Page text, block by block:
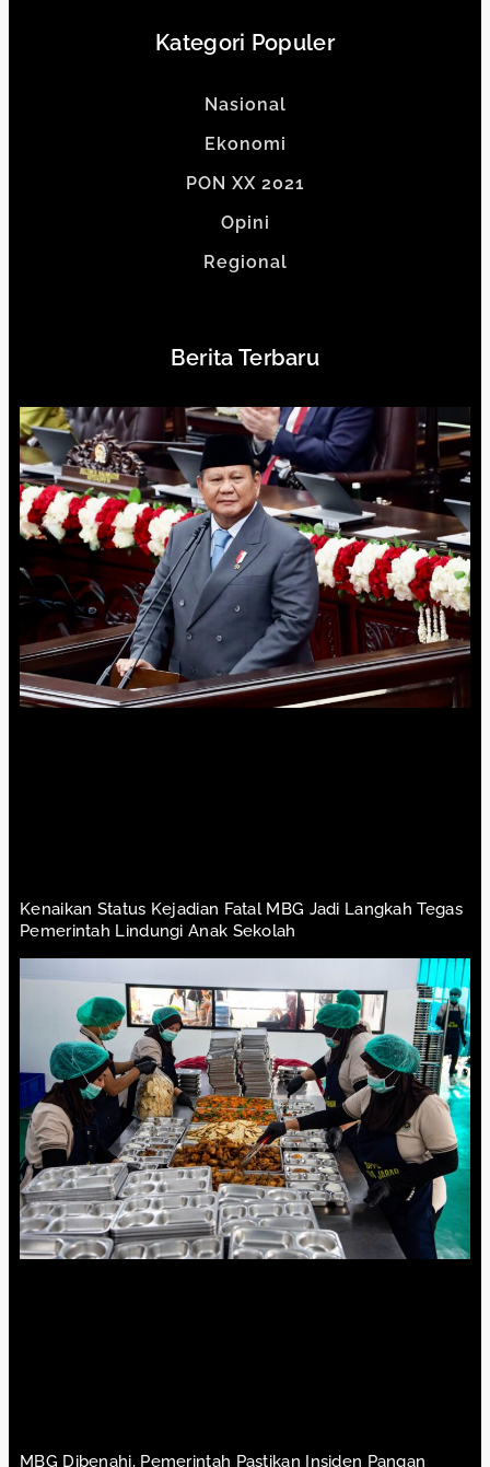
Kategori Populer
Nasional
Ekonomi
PON XX 2021
Opini
Regional
Berita Terbaru
Kenaikan Status Kejadian Fatal MBG Jadi Langkah Tegas
Pemerintah Lindungi Anak Sekolah
MBG Dibenahi, Pemerintah Pastikan Insiden Pangan